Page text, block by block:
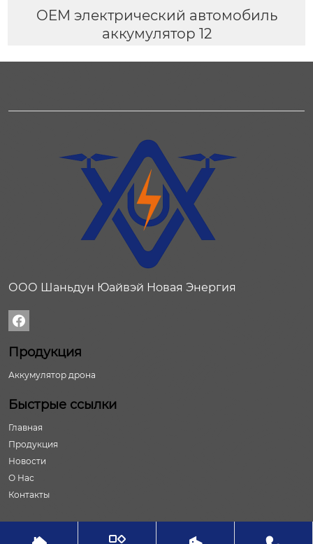
OEM электрический автомобиль
аккумулятор 12
ООО Шаньдун Юайвэй Новая Энергия

Продукция
Аккумулятор дрона
Быстрые ссылки
Главная
Продукция
Новости
О Нас
Контакты